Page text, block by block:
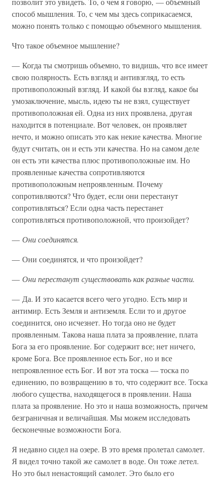
способ мышления. То, с чем мы здесь соприкасаемся,
можно понять только с помощью объемного мышления.
Что такое объемное мышление?
— Когда ты смотришь объемно, то видишь, что все имеет
свою полярность. Есть взгляд и антивзгляд, то есть
противоположный взгляд. И какой бы взгляд, какое бы
умозаключение, мысль, идею ты не взял, существует
противоположная ей. Одна из них проявлена, другая
находится в потенциале. Вот человек, он проявляет
нечто, и можно описать это как некие качества. Многие
будут считать, он и есть эти качества. Но на самом деле
он есть эти качества плюс противоположные им. Но
проявленные качества сопротивляются
противоположным непроявленным. Почему
сопротивляются? Что будет, если они перестанут
сопротивляться? Если одна часть перестанет
сопротивляться противоположной, что произойдет?
— Они соединятся.
— Они соединятся, и что произойдет?
— Они перестанут существовать как разные части.
— Да. И это касается всего чего угодно. Есть мир и
антимир. Есть Земля и антиземля. Если то и другое
соединится, оно исчезнет. Но тогда оно не будет
проявленным. Такова наша плата за проявление, плата
Бога за его проявление. Бог содержит все; нет ничего,
кроме Бога. Все проявленное есть Бог, но и все
непроявленное есть Бог. И вот эта тоска — тоска по
единению, по возвращению в то, что содержит все. Тоска
любого существа, находящегося в проявлении. Наша
плата за проявление. Но это и наша возможность, причем
безграничная и величайшая. Мы можем исследовать
бесконечные возможности Бога.
Я недавно сидел на озере. В это время пролетал самолет.
Я видел точно такой же самолет в воде. Он тоже летел.
Но это был ненастоящий самолет. Это было его